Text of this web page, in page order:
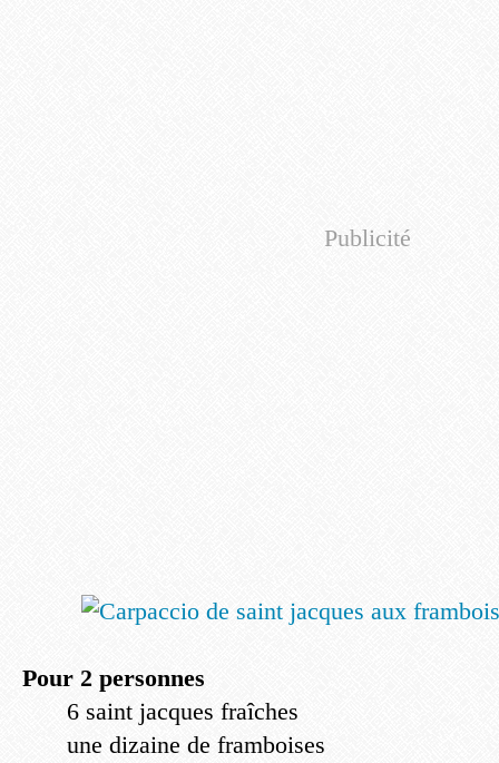
Publicité
Pour 2 personnes
6 saint jacques fraîches
une dizaine de framboises